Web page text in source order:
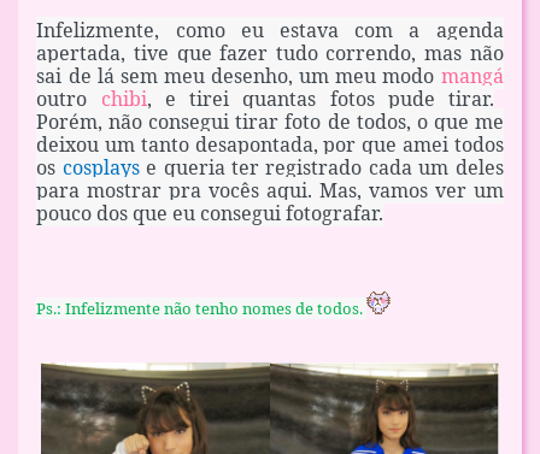
Infelizmente, como eu estava com a agenda
apertada, tive que fazer tudo correndo, mas não
sai de lá sem meu desenho, um meu modo mangá
outro chibi, e tirei quantas fotos pude tirar.
Porém, não consegui tirar foto de todos, o que me
deixou um tanto desapontada, por que amei todos
os cosplays e queria ter registrado cada um deles
para mostrar pra vocês aqui. Mas, vamos ver um
pouco dos que eu consegui fotografar.
Ps.: Infelizmente não tenho nomes de todos.